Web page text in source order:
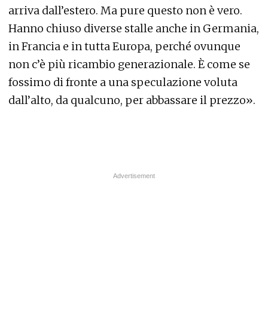
arriva dall’estero. Ma pure questo non è vero.
Hanno chiuso diverse stalle anche in Germania,
in Francia e in tutta Europa, perché ovunque
non c’è più ricambio generazionale. È come se
fossimo di fronte a una speculazione voluta
dall’alto, da qualcuno, per abbassare il prezzo».